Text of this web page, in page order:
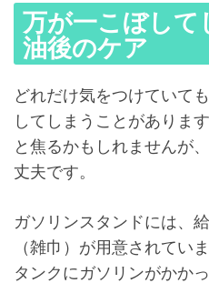
万が一こぼし
油後のケア
どれだけ気をつけていて
してしまうことがありま
と焦るかもしれませんが
丈夫です。
ガソリンスタンドには、
（雑巾）が用意されてい
タンクにガソリンがかか